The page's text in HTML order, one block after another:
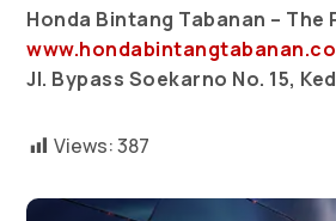
Honda Bintang Tabanan – The
Jl. Bypass Soekarno No. 15,
Views: 387